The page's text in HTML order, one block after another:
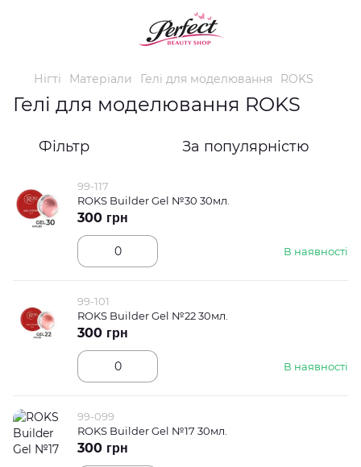
Нігті Матеріали Гелі для моделювання ROKS
Гелі для моделювання ROKS
Фільтр За популярністю
99-117
ROKS Builder Gel №30 30мл.
В наявності
300 грн
99-101
ROKS Builder Gel №22 30мл.
В наявності
300 грн
99-099
ROKS Builder Gel №17 30мл.
300 грн